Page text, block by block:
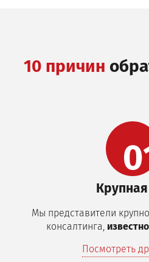
10 причин
Мы представители
консалтинга,
Посмотреть